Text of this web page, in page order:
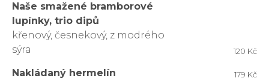
Naše smažené bramborové
lupínky, trio dipů
křenový, česnekový, z modrého
sýra
120 Kč
Nakládaný hermelín 179 Kč